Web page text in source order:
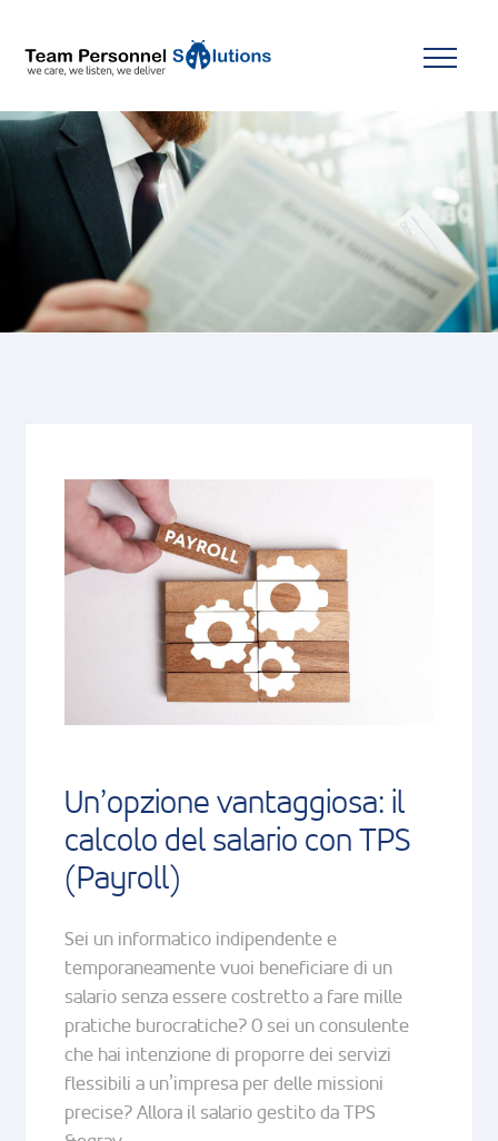
Un’opzione vantaggiosa: il
calcolo del salario con TPS
(Payroll)
Sei un informatico indipendente e
temporaneamente vuoi beneficiare di un
salario senza essere costretto a fare mille
pratiche burocratiche? O sei un consulente
che hai intenzione di proporre dei servizi
flessibili a un’impresa per delle missioni
precise? Allora il salario gestito da TPS